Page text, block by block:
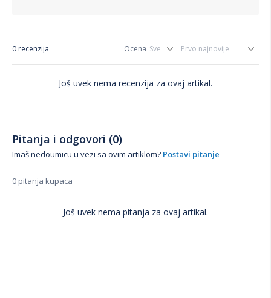
0 recenzija Ocena
Još uvek nema recenzija za ovaj artikal.
Pitanja i odgovori (0)
Imaš nedoumicu u vezi sa ovim artiklom? Postavi pitanje
0 pitanja kupaca
Još uvek nema pitanja za ovaj artikal.